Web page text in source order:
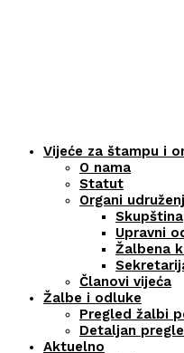
Vijeće za štampu i
O nama
Statut
Organi
Skupština
Upravni
Žalbena
Članovi vijeća
Žalbe i odluke
Pregled žalbi
Detaljan
Aktuelno